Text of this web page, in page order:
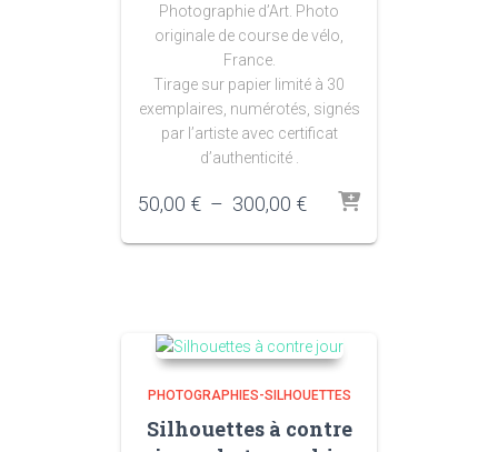
Photographie d’Art. Photo
originale de course de vélo,
France.
Tirage sur papier limité à 30
exemplaires, numérotés, signés
par l’artiste avec certificat
d’authenticité .
50,00 € – 300,00 €Plage
prix :
PHOTOGRAPHIES-SILHOUETTES
Silhouettes à contre